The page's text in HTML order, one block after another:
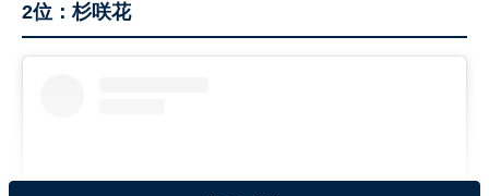
2位：杉咲花